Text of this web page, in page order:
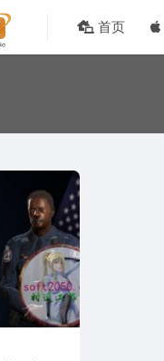
首页